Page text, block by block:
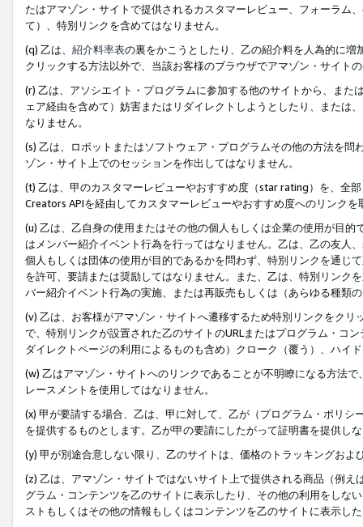
たはアマゾン・サイトで提供されるカスタマーレビュー、フォーラム
て）、特別リンクを含めてはなりません。
(q) 乙は、 紹介料率表の裏をかこうとしたり、乙の紹介料を人為的に
クリックする方法以外で、当該お客様のブラウザでアマゾン・サイト
(r) 乙は、アソシエイト・プログラムに参加する他のサイトから、ま
ェア経由を含めて）妨害またはリダイレクトしようとしたり、または
なりません。
(s) 乙は、ロボットまたはソフトウェア・プログラムその他の方法を
ゾン・サイト上でのセッションを作出してはなりません。
(t) 乙は、甲のカスタマーレビューやおすすめ度（star rating）を、全
Creators APIを経由してカスタマーレビューやおすすめ度へのリンクを
(u) 乙は、乙自身の使用またはその他の個人もしくは企業の使用が目
はメンバー紹介イベント行為を行ってはなりません。乙は、乙の友人
個人もしくは団体の使用が目的であるかを問わず、特別リンクを通じ
を許可、要請または奨励してはなりません。また、乙は、特別リンク
バー紹介イベント行為の実施、または再販売もしくは（あらゆる種類
(v) 乙は、お客様がアマゾン・サイトへ遷移するため特別リンクをク
で、特別リンクが設置された乙のサイトのURLまたはプログラム・コ
ダイレクトページの利用によるものも含め）クローク（覆う）、ハイ
(w) 乙はアマゾン・サイトへのリンクであることが不明瞭になる方法
レースメントを使用してはなりません。
(x) 甲が要請する場合、乙は、甲に対して、乙が（プログラム・ポリ
を提供するものとします。乙が甲の要請にしたがって証明書を提供し
(y) 甲が別途合意しない限り、乙のサイトは、価格のトラッキングお
(z) 乙は、アマゾン・サイトではないサイト上で提供される商品（例
グラム・コンテンツを乙のサイトに表示したり、その他の利用をしな
ストもしくはその他の情報もしくはコンテンツを乙のサイトに表示し